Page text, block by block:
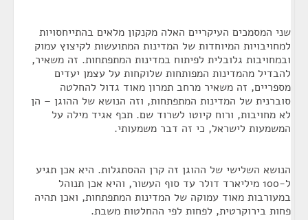
שני המסמכים העיקריים האלה מקנקון מלאים בהתייחסויות
למחויבויות המיוחדות של המדינות המתועשות לקיצוץ עמוק
ובמחויבות גלובלית לפיתוח במדינות המתפתחות. זה משאיר,
להבדיל מהמדינות המפותחות שלוקחות על עצמן יעדים
מספריים, זה משאיר מרחב תמרון מאוד גדול להחלטה
סוברנית של המדינות המתפתחות, וזה הנושא של ההוגן – הן
לא מחויבות, ורוח קיוטו לשרוד שם. תכף אגיד מילה על
המשמעות לישראל, כי זה דבר משמעותי.
הנושא השלישי של ההוגן זה קרן ההסתגלות. היא אכן תגיע
ל-100 מיליארד דולר עד סוף העשור, והיא אכן תנוהל
במעורבות מאוד עמוקה של המדינות המתפתחות, ואכן תהיה
פחות בירוקרטית, לפחות לפי ההחלטות משבת.